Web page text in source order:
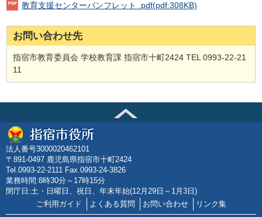
教育支援センターパンフレット .pdf(pdf:308KB)
お問い合わせ先
指宿市教育委員会 学校教育課 指宿市十町2424 TEL 0993-22-21
11
法人番号3000020462101
〒891-0497 鹿児島県指宿市十町2424
Tel.0993-22-2111 Fax.0993-24-3826
業務時間:8時30分～17時15分
閉庁日:土・日曜日、祝日、年末年始(12月29日～1月3日)
ご利用ガイド
よくある質問 お問い合わせ リンク集